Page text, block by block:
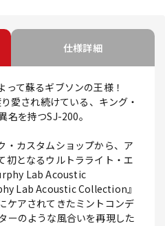
仕様詳細
て蘇るギブソンの王様！
愛され続けている、キング・
名を持つSJ-200。
・カスタムショップから、ア
初となるウルトラライト・エ
Lab Acoustic
Lab Acoustic Collection』
ケアされてきたミントコンデ
ーのような風合いを再現した